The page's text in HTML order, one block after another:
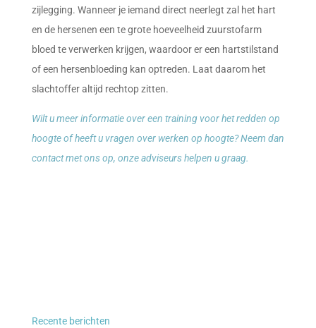
zijlegging. Wanneer je iemand direct neerlegt zal het hart
en de hersenen een te grote hoeveelheid zuurstofarm
bloed te verwerken krijgen, waardoor er een hartstilstand
of een hersenbloeding kan optreden. Laat daarom het
slachtoffer altijd rechtop zitten.
Wilt u meer informatie over een training voor het redden op
hoogte of heeft u vragen over werken op hoogte? Neem dan
contact met ons op, onze adviseurs helpen u graag.
Recente berichten